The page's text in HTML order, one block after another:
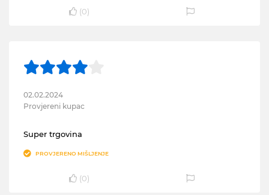
(0)
02.02.2024
Provjereni kupac
Super trgovina
PROVJERENO MIŠLJENJE
(0)